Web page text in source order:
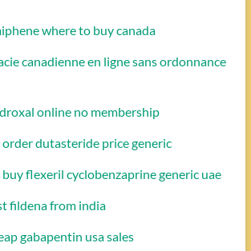
where to buy canada
canadienne en ligne sans ordonnance
online no membership
dutasteride price generic
flexeril cyclobenzaprine generic uae
fildena from india
gabapentin usa sales